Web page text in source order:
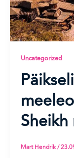
Uncategorized
Mart Hendrik/